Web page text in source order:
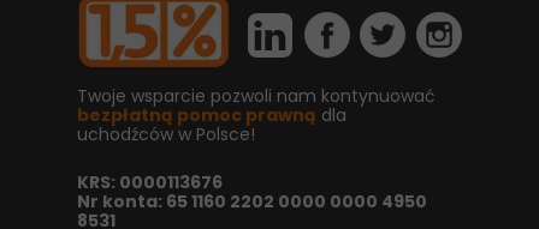
Twoje wsparcie pozwoli nam kontynuować
bezpłatną pomoc prawną dla
uchodźców w Polsce!
KRS: 0000113676
Nr konta: 65 1160 2202 0000 0000 4950
8531